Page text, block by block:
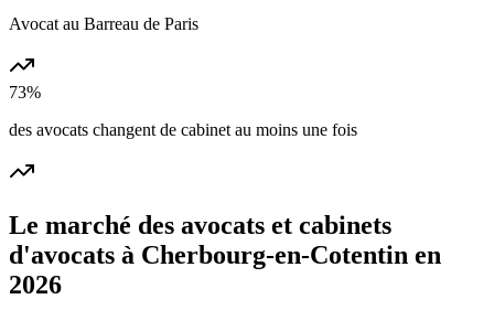
Avocat au Barreau de Paris
73%
des avocats changent de cabinet au moins une fois
Le marché des avocats et cabinets
d'avocats à Cherbourg-en-Cotentin en
2026